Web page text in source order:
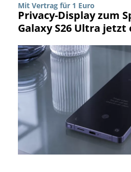
Mit Vertrag für 1 Euro
Privacy-Display zum
Galaxy S26 Ultra jetzt